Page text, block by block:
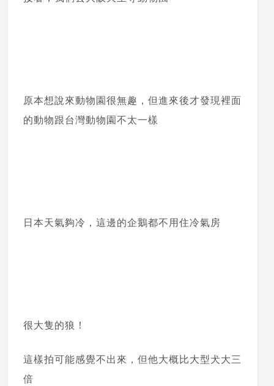
原本想說來動物園很無趣，但進來後才發現裡面
的動物跟台灣動物園不太一樣
日本天氣夠冷，這邊的企鵝都不用住冷氣房
很大隻的狼！
這樣拍可能感覺不出來，但他大概比大型犬大三
倍